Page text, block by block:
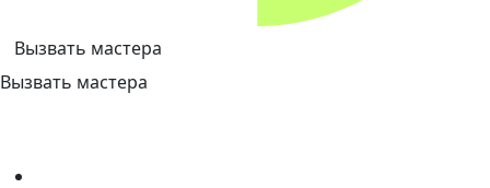
Вызвать мастера
Вызвать мастера